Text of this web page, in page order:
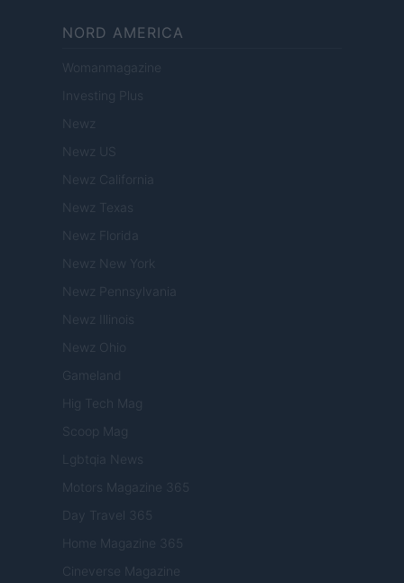
NORD AMERICA
Womanmagazine
Investing Plus
Newz
Newz US
Newz California
Newz Texas
Newz Florida
Newz New York
Newz Pennsylvania
Newz Illinois
Newz Ohio
Gameland
Hig Tech Mag
Scoop Mag
Lgbtqia News
Motors Magazine 365
Day Travel 365
Home Magazine 365
Cineverse Magazine